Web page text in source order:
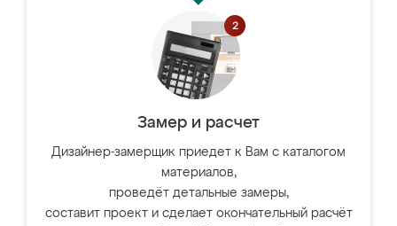
Замер и расчет
Дизайнер-замерщик приедет к Вам с каталогом
материалов,
проведёт детальные замеры,
составит проект и сделает окончательный расчёт